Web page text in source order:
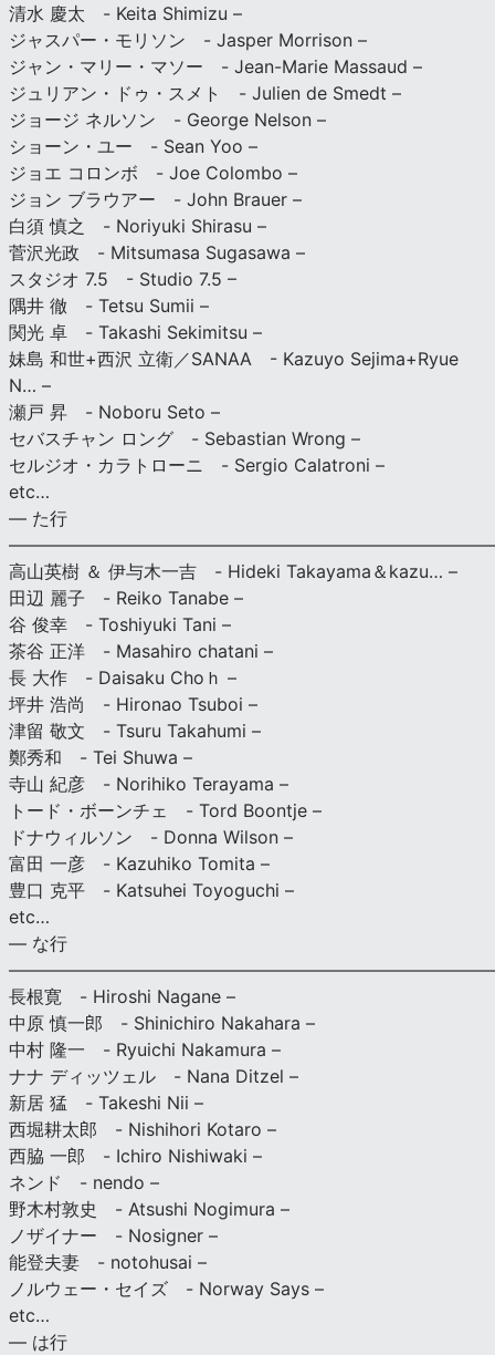
清水 慶太 - Keita Shimizu –
ジャスパー・モリソン - Jasper Morrison –
ジャン・マリー・マソー - Jean-Marie Massaud –
ジュリアン・ドゥ・スメト - Julien de Smedt –
ジョージ ネルソン - George Nelson –
ショーン・ユー - Sean Yoo –
ジョエ コロンボ - Joe Colombo –
ジョン ブラウアー - John Brauer –
白須 慎之 - Noriyuki Shirasu –
菅沢光政 - Mitsumasa Sugasawa –
スタジオ 7.5 - Studio 7.5 –
隅井 徹 - Tetsu Sumii –
関光 卓 - Takashi Sekimitsu –
妹島 和世+西沢 立衛／SANAA - Kazuyo Sejima+Ryue
N… –
瀬戸 昇 - Noboru Seto –
セバスチャン ロング - Sebastian Wrong –
セルジオ・カラトローニ - Sergio Calatroni –
etc…
— た行
高山英樹 ＆ 伊与木一吉 - Hideki Takayama＆kazu… –
田辺 麗子 - Reiko Tanabe –
谷 俊幸 - Toshiyuki Tani –
茶谷 正洋 - Masahiro chatani –
長 大作 - Daisaku Choｈ –
坪井 浩尚 - Hironao Tsuboi –
津留 敬文 - Tsuru Takahumi –
鄭秀和 - Tei Shuwa –
寺山 紀彦 - Norihiko Terayama –
トード・ボーンチェ - Tord Boontje –
ドナウィルソン - Donna Wilson –
富田 一彦 - Kazuhiko Tomita –
豊口 克平 - Katsuhei Toyoguchi –
etc…
— な行
長根寛 - Hiroshi Nagane –
中原 慎一郎 - Shinichiro Nakahara –
中村 隆一 - Ryuichi Nakamura –
ナナ ディッツェル - Nana Ditzel –
新居 猛 - Takeshi Nii –
西堀耕太郎 - Nishihori Kotaro –
西脇 一郎 - Ichiro Nishiwaki –
ネンド - nendo –
野木村敦史 - Atsushi Nogimura –
ノザイナー - Nosigner –
能登夫妻 - notohusai –
ノルウェー・セイズ - Norway Says –
etc…
— は行